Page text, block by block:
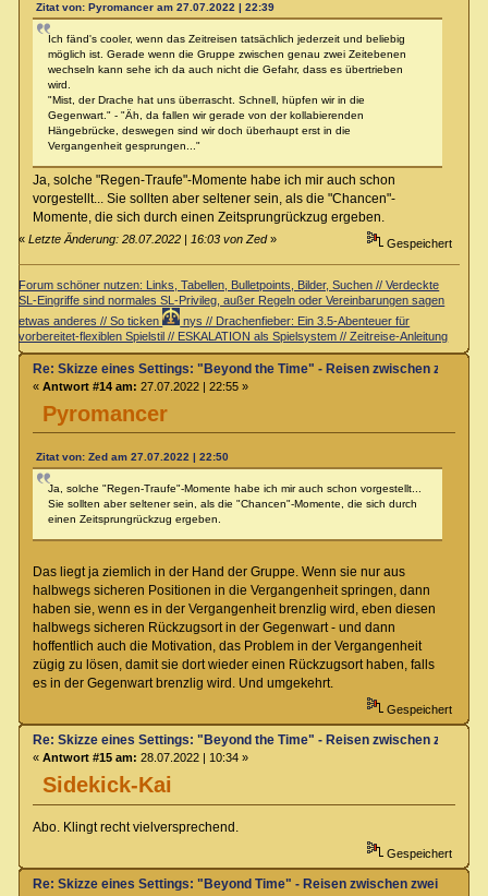
Zitat von: Pyromancer am 27.07.2022 | 22:39
Ich fänd's cooler, wenn das Zeitreisen tatsächlich jederzeit und beliebig
möglich ist. Gerade wenn die Gruppe zwischen genau zwei Zeitebenen
wechseln kann sehe ich da auch nicht die Gefahr, dass es übertrieben
wird.
"Mist, der Drache hat uns überrascht. Schnell, hüpfen wir in die
Gegenwart." - "Äh, da fallen wir gerade von der kollabierenden
Hängebrücke, deswegen sind wir doch überhaupt erst in die
Vergangenheit gesprungen..."
Ja, solche "Regen-Traufe"-Momente habe ich mir auch schon
vorgestellt... Sie sollten aber seltener sein, als die "Chancen"-
Momente, die sich durch einen Zeitsprungrückzug ergeben.
«Letzte Änderung: 28.07.2022 | 16:03 von Zed» Gespeichert
Forum schöner nutzen: Links, Tabellen, Bulletpoints, Bilder, Suchen // Verdeckte
SL-Eingriffe sind normales SL-Privileg, außer Regeln oder Vereinbarungen sagen
etwas anderes // So ticken
nys // Drachenfieber: Ein 3.5-Abenteuer für
vorbereitet-flexiblen Spielstil // ESKALATION als Spielsystem // Zeitreise-Anleitung
Pyromancer
Re: Skizze eines Settings: "Beyond the Time" - Reisen zwischen zwei
« Antwort #14 am: 27.07.2022 | 22:55 »
Zitat von: Zed am 27.07.2022 | 22:50
Ja, solche "Regen-Traufe"-Momente habe ich mir auch schon vorgestellt...
Sie sollten aber seltener sein, als die "Chancen"-Momente, die sich durch
einen Zeitsprungrückzug ergeben.
Das liegt ja ziemlich in der Hand der Gruppe. Wenn sie nur aus
halbwegs sicheren Positionen in die Vergangenheit springen, dann
haben sie, wenn es in der Vergangenheit brenzlig wird, eben diesen
halbwegs sicheren Rückzugsort in der Gegenwart - und dann
hoffentlich auch die Motivation, das Problem in der Vergangenheit
zügig zu lösen, damit sie dort wieder einen Rückzugsort haben, falls
es in der Gegenwart brenzlig wird. Und umgekehrt.
Gespeichert
Sidekick-Kai
Re: Skizze eines Settings: "Beyond the Time" - Reisen zwischen zwei
« Antwort #15 am: 28.07.2022 | 10:34 »
Abo. Klingt recht vielversprechend.
Gespeichert
Re: Skizze eines Settings: "Beyond Time" - Reisen zwischen zwei